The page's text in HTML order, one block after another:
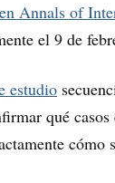
Annals of
el 9 de
estudio
qué casos
cómo